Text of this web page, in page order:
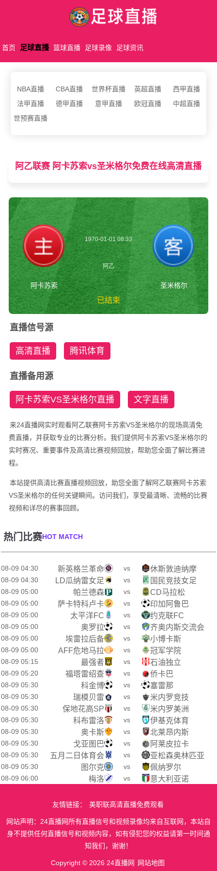
首页 足球直播 篮球直播 足球录像 足球资讯
NBA直播 CBA直播 世界杯直播 英超直播
西甲直播
法甲直播
德甲直播 意甲直播 欧冠直播
中超直播
世预赛直播
阿乙联赛 阿卡苏索vs圣米格尔免费在线高清直播
阿卡苏索
1970-01-01 08:33
阿乙
已结束
圣米格尔
直播信号源
高清直播 腾讯体育
直播备用源
阿卡苏索VS圣米格尔直播 文字直播
来24直播网实时观看阿乙联赛阿卡苏索VS圣米格尔的现场高清免
费直播，并获取专业的比赛分析。我们提供阿卡苏索VS圣米格尔的
实时赛况、重要事件及高清比赛视频回放，帮助您全面了解比赛进
程。
本站提供高清比赛直播视频回放，助您全面了解阿乙联赛阿卡苏索
VS圣米格尔的任何关键瞬间。访问我们，享受最清晰、流畅的比赛
视频和详尽的赛事回顾。
热门比赛HOT MATCH
08-09 04:30 新英格兰革命 vs 休斯敦迪纳摩
08-09 04:30 LD瓜纳雷女足 vs 国民竞技女足
08-09 05:00 帕兰德森 vs CD马拉松
08-09 05:00 萨卡特科卢卡 vs 印加阿鲁巴
08-09 05:00 太平洋FC vs 约克联FC
08-09 05:00 奥罗拉 vs 齐奥内斯交流会
08-09 05:00 埃雷拉后备 vs 小博卡斯
08-09 05:00 AFF危地马拉 vs 冠军学院
08-09 05:15 最强者 vs 石油独立
08-09 05:20 福塔雷绍查 vs 侨卡巴
08-09 05:30 科金博 vs 塞雷那
08-09 05:30 瑞模贝雷 vs 米内罗竞技
08-09 05:30 保地花高SP vs 米内罗美洲
08-09 05:30 科布雷洛 vs 伊基克体育
08-09 05:30 奥卡斯 vs 北莱昂内斯
08-09 05:30 戈亚图巴 vs 阿莱皮拉卡
08-09 05:30 五月二日体育会 vs 亚松森奥林匹亚
08-09 05:30 图尔克 vs 佩纳罗尔
08-09 06:00 梅洛 vs 意大利亚诺
友情链接： 美职联高清直播免费观看
网站声明：24直播网所有直播信号和视频录像均来自互联网，本站自
身不提供任何直播信号和视频内容，如有侵犯您的权益请第一时间通
知我们，谢谢！
Copyright © 2026 24直播网 网站地图